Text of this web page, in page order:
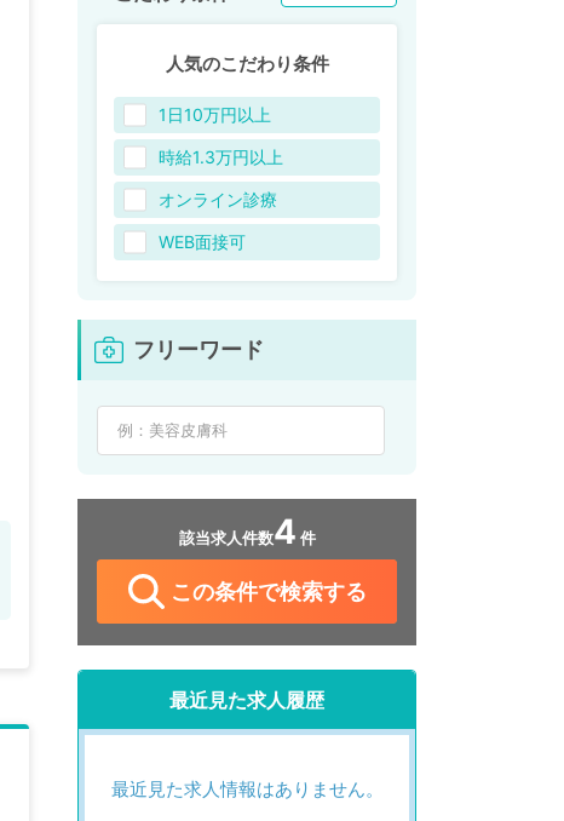
人気のこだわり条件
1日10万円以上
時給1.3万円以上
オンライン診療
WEB面接可
フリーワード
該当求人件数4 件
この条件で検索する
最近見た求人履歴
最近見た求人情報はありません。